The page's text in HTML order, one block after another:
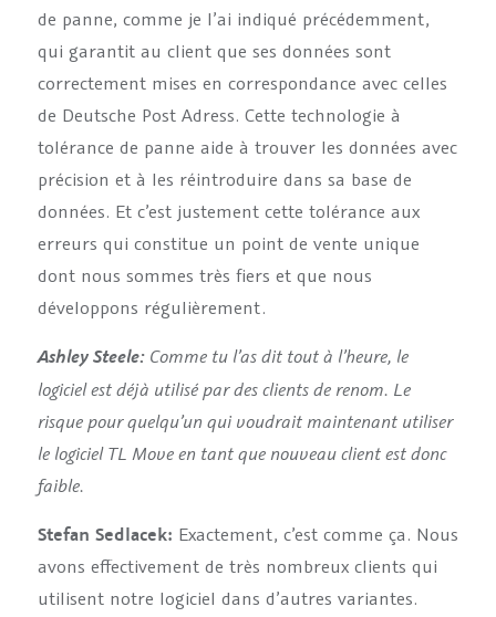
de panne, comme je l’ai indiqué précédemment,
qui garantit au client que ses données sont
correctement mises en correspondance avec celles
de Deutsche Post Adress. Cette technologie à
tolérance de panne aide à trouver les données avec
précision et à les réintroduire dans sa base de
données. Et c’est justement cette tolérance aux
erreurs qui constitue un point de vente unique
dont nous sommes très fiers et que nous
développons régulièrement.
Ashley Steele: Comme tu l’as dit tout à l’heure, le
logiciel est déjà utilisé par des clients de renom. Le
risque pour quelqu’un qui voudrait maintenant utiliser
le logiciel TL Move en tant que nouveau client est donc
faible.
Stefan Sedlacek: Exactement, c’est comme ça. Nous
avons effectivement de très nombreux clients qui
utilisent notre logiciel dans d’autres variantes.